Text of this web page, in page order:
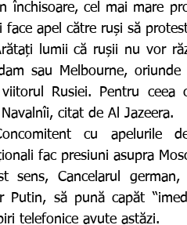
face apel către ruși să
sau Melbourne,
Rusiei. Pentru
citat de Al Jazeera.
fac presiuni asupra
sens, Cancelarul
Putin, să pună capăt
telefonice avute astăzi.